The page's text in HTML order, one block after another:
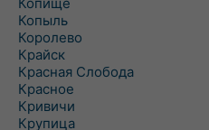
Копыль
Королево
Крайск
Красная Слобода
Красное
Кривичи
Крупица